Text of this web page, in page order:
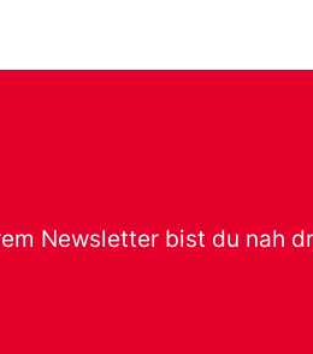
Newsletter bist du nah